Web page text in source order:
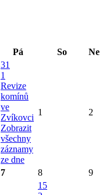
Pá So
Ne
31
1
Revize
komínů
ve
Zvíkovci
Zobrazit
všechny
záznamy
ze dne
1 2
7 8 9
15